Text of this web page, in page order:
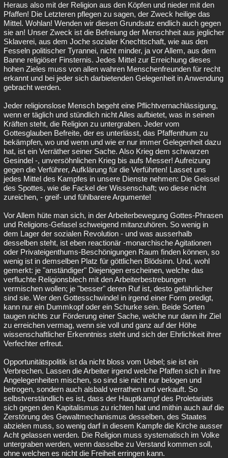
Heraus also mit der Religion aus den Köpfen und nieder mit den
Pfaffen! Die Letzteren pflegen zu sagen, der Zweck heilige das
Mittel. Wohlan! Wenden wir diesen Grundsatz endlich auch gegen
sie an! Unser Zweck ist die Befreiung der Menschheit aus jeglicher
Sklaverei, aus dem Joche sozialer Knechtschaft, wie aus den
Fesseln politischer Tyrannei, nicht minder, ja vor Allem, aus dem
Banne religiöser Finsternis. Jedes Mittel zur Erreichung dieses
hohen Zieles muss von allen wahren Menschenfreunden für recht
erkannt und bei jeder sich darbietenden Gelegenheit in Anwendung
gebracht werden.
Jeder religionslose Mensch begeht eine Pflichtvernachlässigung,
wenn er täglich und stündlich nicht Alles aufbietet, was in seinen
Kräften steht, die Religion zu untergraben. Jeder vom
Gottesglauben Befreite, der es unterlässt, das Pfaffenthum zu
bekämpfen, wo und wenn und wie er nur immer Gelegenheit dazu
hat, ist ein Verräther seiner Sache. Also Krieg dem schwarzen
Gesindel -, unversöhnlichen Krieg bis aufs Messer! Aufreizung
gegen die Verführer, Aufklärung für die Verführten! Lasset uns
jedes Mittel des Kampfes in unsere Dienste nehmen: Die Geissel
des Spottes, wie die Fackel der Wissenschaft; wo diese nicht
zureichen, - greif- und fühlbarere Argumente!
Vor Allem hüte man sich, in der Arbeiterbewegung Gottes-Phrasen
und Religions-Gefasel schweigend mitanzuhören. So wenig in
dem Lager der sozialen Revolution - und was ausserhalb
desselben steht, ist eben reactionär -monarchische Agitationen
oder Privateigenthums-Beschönigungen Raum finden können, so
wenig ist in demselben Platz für göttlichen Blödsinn. Und, wohl
gemerkt: je "anständiger" Diejenigen erscheinen, welche das
verfluchte Religionsblech mit den Arbeiterbestrebungen
vermischen wollen; je "besser" deren Ruf ist, desto gefährlicher
sind sie. Wer den Gottesschwindel in irgend einer Form predigt,
kann nur ein Dummkopf oder ein Schurke sein. Beide Sorten
taugen nichts zur Förderung einer Sache, welche nur dann ihr Ziel
zu erreichen vermag, wenn sie voll und ganz auf der Höhe
wissenschaftlicher Erkenntniss steht und sich der Ehrlichkeit ihrer
Verfechter erfreut.
Opportunitätspolitik ist da nicht bloss vom Uebel; sie ist ein
Verbrechen. Lassen die Arbeiter irgend welche Pfaffen sich in ihre
Angelegenheiten mischen, so sind sie nicht nur belogen und
betrogen, sondern auch alsbald verrathen und verkauft. So
selbstverständlich es ist, dass der Hauptkampf des Proletariats
sich gegen den Kapitalismus zu richten hat und mithin auch auf die
Zerstörung des Gewaltmechanismus desselben, des Staates
abzielen muss, so wenig darf in diesem Kampfe die Kirche ausser
Acht gelassen werden. Die Religion muss systematisch im Volke
untergraben werden, wenn dasselbe zu Verstand kommen soll,
ohne welchen es nicht die Freiheit erringen kann.